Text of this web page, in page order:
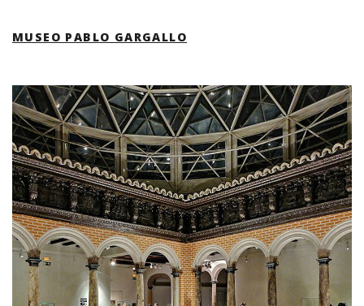
o I p
MUSEO PABLO GARGALLO